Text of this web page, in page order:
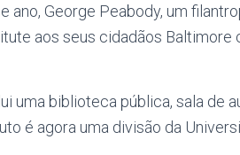
ano, George Peabody, um
aos seus cidadãos
uma biblioteca pública, sala de
é agora uma divisão da